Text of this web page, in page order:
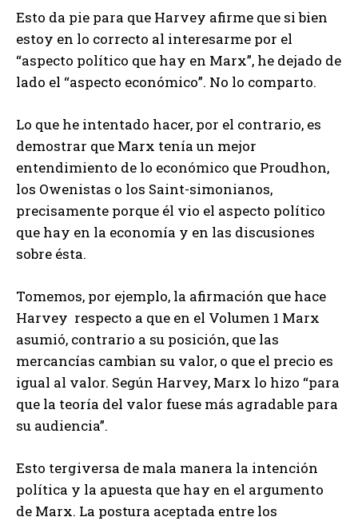
Esto da pie para que Harvey afirme que si bien
estoy en lo correcto al interesarme por el
“aspecto político que hay en Marx”, he dejado de
lado el “aspecto económico”. No lo comparto.
Lo que he intentado hacer, por el contrario, es
demostrar que Marx tenía un mejor
entendimiento de lo económico que Proudhon,
los Owenistas o los Saint-simonianos,
precisamente porque él vio el aspecto político
que hay en la economía y en las discusiones
sobre ésta.
Tomemos, por ejemplo, la afirmación que hace
Harvey respecto a que en el Volumen 1 Marx
asumió, contrario a su posición, que las
mercancías cambian su valor, o que el precio es
igual al valor. Según Harvey, Marx lo hizo “para
que la teoría del valor fuese más agradable para
su audiencia”.
Esto tergiversa de mala manera la intención
política y la apuesta que hay en el argumento
de Marx. La postura aceptada entre los